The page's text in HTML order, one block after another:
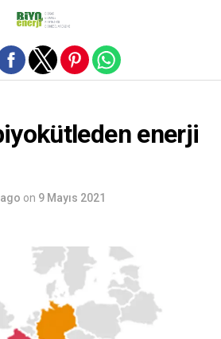
enerji
ago on 9 Mayıs 2021
mobile version